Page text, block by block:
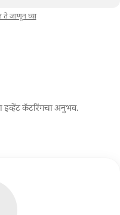
ते जाणून घ्या
इव्हेंट कॅटरिंगचा अनुभव.